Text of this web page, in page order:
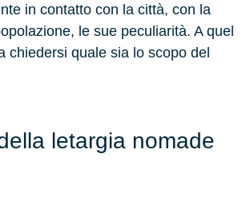
in contatto con la città, con la
le sue peculiarità. A quel
chiedersi quale sia lo scopo del
letargia nomade